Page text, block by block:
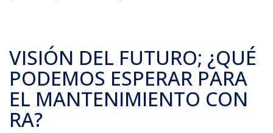
VISIÓN DEL FUTURO; ¿QUÉ
PODEMOS ESPERAR PARA
EL MANTENIMIENTO CON
RA?